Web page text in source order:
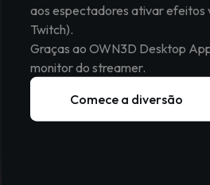
aos espectadores ativar efeitos
Twitch).
Graças ao OWN3D Desktop
monitor do streamer.
Comece a diversão